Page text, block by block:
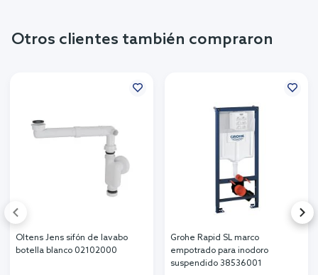
Otros clientes también compraron
Oltens Jens sifón de lavabo
botella blanco 02102000
Grohe Rapid SL marco
empotrado para inodoro
suspendido 38536001